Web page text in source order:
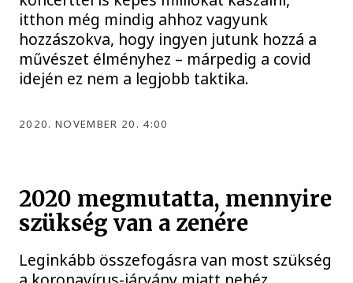
itthon még mindig ahhoz vagyunk
hozzászokva, hogy ingyen jutunk hozzá a
művészet élményhez – márpedig a covid
idején ez nem a legjobb taktika.
2020. NOVEMBER 20. 4:00
2020 megmutatta, mennyire
szükség van a zenére
Leginkább összefogásra van most szükség